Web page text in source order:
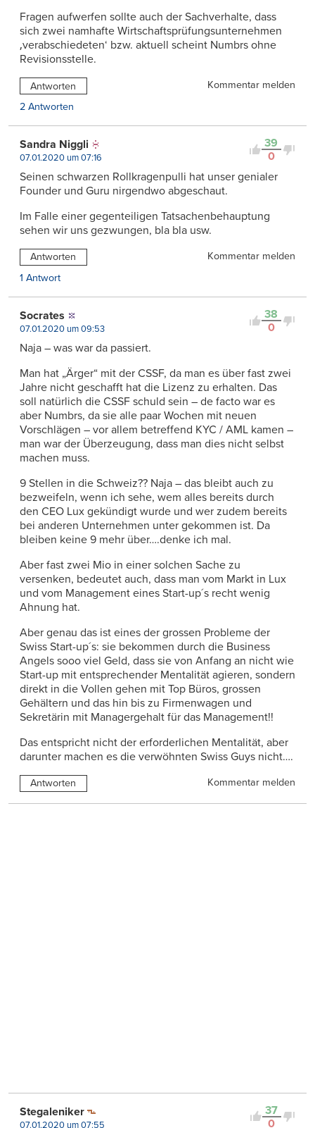
Fragen aufwerfen sollte auch der Sachverhalte, dass
sich zwei namhafte Wirtschaftsprüfungsunternehmen
‚verabschiedeten‘ bzw. aktuell scheint Numbrs ohne
Revisionsstelle.
Antworten
Kommentar melden
2 Antworten
39
0
Sandra Niggli
07.01.2020 um 07:16
Seinen schwarzen Rollkragenpulli hat unser genialer
Founder und Guru nirgendwo abgeschaut.
Im Falle einer gegenteiligen Tatsachenbehauptung
sehen wir uns gezwungen, bla bla usw.
Antworten
Kommentar melden
1 Antwort
38
0
Socrates
07.01.2020 um 09:53
Naja – was war da passiert.
Man hat „Ärger“ mit der CSSF, da man es über fast zwei
Jahre nicht geschafft hat die Lizenz zu erhalten. Das
soll natürlich die CSSF schuld sein – de facto war es
aber Numbrs, da sie alle paar Wochen mit neuen
Vorschlägen – vor allem betreffend KYC / AML kamen –
man war der Überzeugung, dass man dies nicht selbst
machen muss.
9 Stellen in die Schweiz?? Naja – das bleibt auch zu
bezweifeln, wenn ich sehe, wem alles bereits durch
den CEO Lux gekündigt wurde und wer zudem bereits
bei anderen Unternehmen unter gekommen ist. Da
bleiben keine 9 mehr über….denke ich mal.
Aber fast zwei Mio in einer solchen Sache zu
versenken, bedeutet auch, dass man vom Markt in Lux
und vom Management eines Start-up´s recht wenig
Ahnung hat.
Aber genau das ist eines der grossen Probleme der
Swiss Start-up´s: sie bekommen durch die Business
Angels sooo viel Geld, dass sie von Anfang an nicht wie
Start-up mit entsprechender Mentalität agieren, sondern
direkt in die Vollen gehen mit Top Büros, grossen
Gehältern und das hin bis zu Firmenwagen und
Sekretärin mit Managergehalt für das Management!!
Das entspricht nicht der erforderlichen Mentalität, aber
darunter machen es die verwöhnten Swiss Guys nicht….
Antworten Kommentar melden
37
0
Stegaleniker
07.01.2020 um 07:55